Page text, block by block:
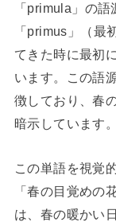
「primula」の
「primus」（最
てきた時に最初
います。この語
徴しており、春
暗示しています。
この単語を視覚
「春の目覚めの
は、春の暖かい